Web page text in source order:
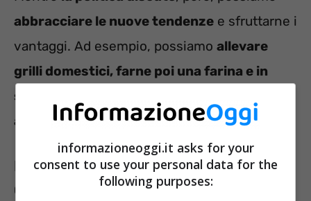
abbracciare le nuove tendenze e sfruttarne i
vantaggi. Ad esempio, possiamo allevare
grilli domestici, farne poi una farina e in
seguito realizzare pizze, focacce, biscotti e
altro ancora. Ecco come.
Pizza fatta in casa con la Farina di
Grilli e non solo: tante ricette e come
informazioneoggi.it asks for your
consent to use your personal data for the
following purposes: